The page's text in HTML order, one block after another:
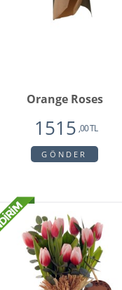
Orange Roses
1515 ,00 TL
GÖNDER